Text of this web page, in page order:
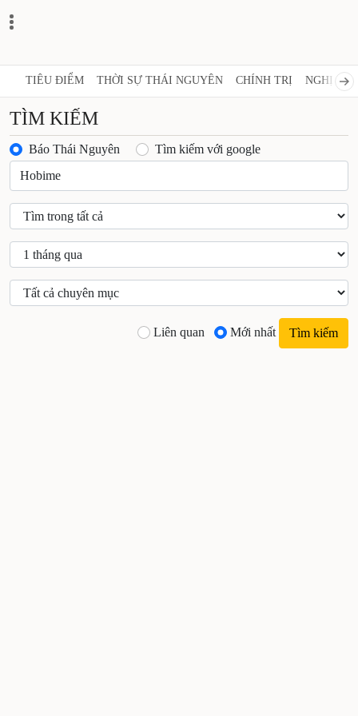
TIÊU ĐIỂM THỜI SỰ THÁI NGUYÊN CHÍNH TRỊ NGHỊ
TÌM KIẾM
Báo Thái Nguyên Tìm kiếm với google
Liên quan Mới nhất Tìm kiếm